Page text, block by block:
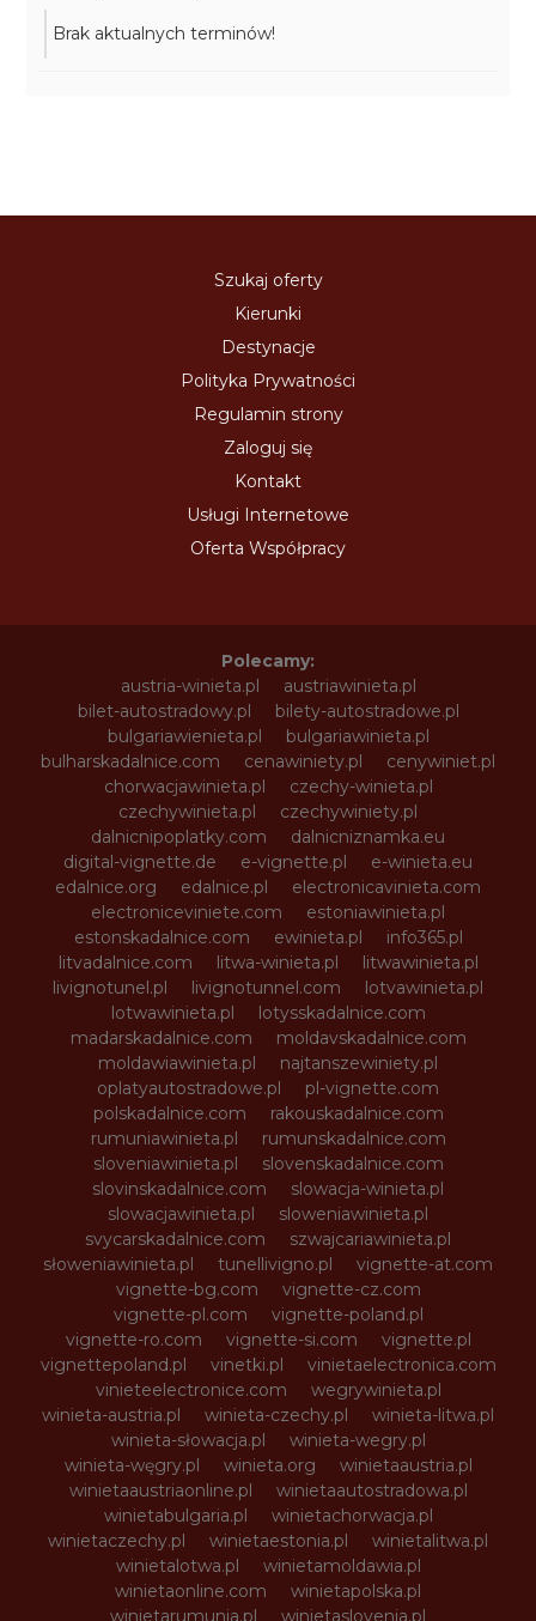
Brak aktualnych terminów!
Szukaj oferty
Kierunki
Destynacje
Polityka Prywatności
Regulamin strony
Zaloguj się
Kontakt
Usługi Internetowe
Oferta Współpracy
Polecamy:
austria-winieta.pl
austriawinieta.pl
bilet-autostradowy.pl
bilety-autostradowe.pl
bulgariawienieta.pl
bulgariawinieta.pl
bulharskadalnice.com
cenawiniety.pl
cenywiniet.pl
chorwacjawinieta.pl
czechy-winieta.pl
czechywinieta.pl
czechywiniety.pl
dalnicnipoplatky.com
dalnicniznamka.eu
digital-vignette.de
e-vignette.pl
e-winieta.eu
edalnice.org
edalnice.pl
electronicavinieta.com
electroniceviniete.com
estoniawinieta.pl
estonskadalnice.com
ewinieta.pl
info365.pl
litvadalnice.com
litwa-winieta.pl
litwawinieta.pl
livignotunel.pl
livignotunnel.com
lotvawinieta.pl
lotwawinieta.pl
lotysskadalnice.com
madarskadalnice.com
moldavskadalnice.com
moldawiawinieta.pl
najtanszewiniety.pl
oplatyautostradowe.pl
pl-vignette.com
polskadalnice.com
rakouskadalnice.com
rumuniawinieta.pl
rumunskadalnice.com
sloveniawinieta.pl
slovenskadalnice.com
slovinskadalnice.com
slowacja-winieta.pl
slowacjawinieta.pl
sloweniawinieta.pl
svycarskadalnice.com
szwajcariawinieta.pl
słoweniawinieta.pl
tunellivigno.pl
vignette-at.com
vignette-bg.com
vignette-cz.com
vignette-pl.com
vignette-poland.pl
vignette-ro.com
vignette-si.com
vignette.pl
vignettepoland.pl
vinetki.pl
vinietaelectronica.com
vinieteelectronice.com
wegrywinieta.pl
winieta-austria.pl
winieta-czechy.pl
winieta-litwa.pl
winieta-słowacja.pl
winieta-wegry.pl
winieta-węgry.pl
winieta.org
winietaaustria.pl
winietaaustriaonline.pl
winietaautostradowa.pl
winietabulgaria.pl
winietachorwacja.pl
winietaczechy.pl
winietaestonia.pl
winietalitwa.pl
winietalotwa.pl
winietamoldawia.pl
winietaonline.com
winietapolska.pl
winietarumunia.pl
winietaslovenia.pl